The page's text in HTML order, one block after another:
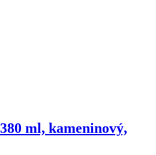
380 ml, kameninový,